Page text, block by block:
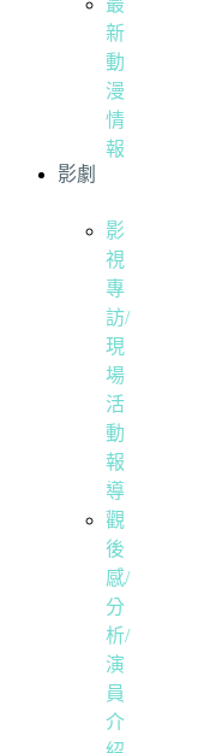
最
新
動
漫
情
報
影劇
影
視
專
訪/
現
場
活
動
報
導
觀
後
感/
分
析/
演
員
介